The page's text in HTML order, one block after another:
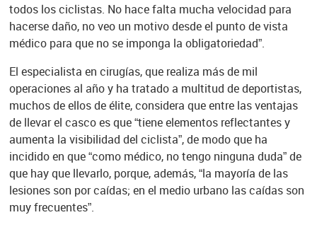
todos los ciclistas. No hace falta mucha velocidad para
hacerse daño, no veo un motivo desde el punto de vista
médico para que no se imponga la obligatoriedad”.
El especialista en cirugías, que realiza más de mil
operaciones al año y ha tratado a multitud de deportistas,
muchos de ellos de élite, considera que entre las ventajas
de llevar el casco es que “tiene elementos reflectantes y
aumenta la visibilidad del ciclista”, de modo que ha
incidido en que “como médico, no tengo ninguna duda” de
que hay que llevarlo, porque, además, “la mayoría de las
lesiones son por caídas; en el medio urbano las caídas son
muy frecuentes”.